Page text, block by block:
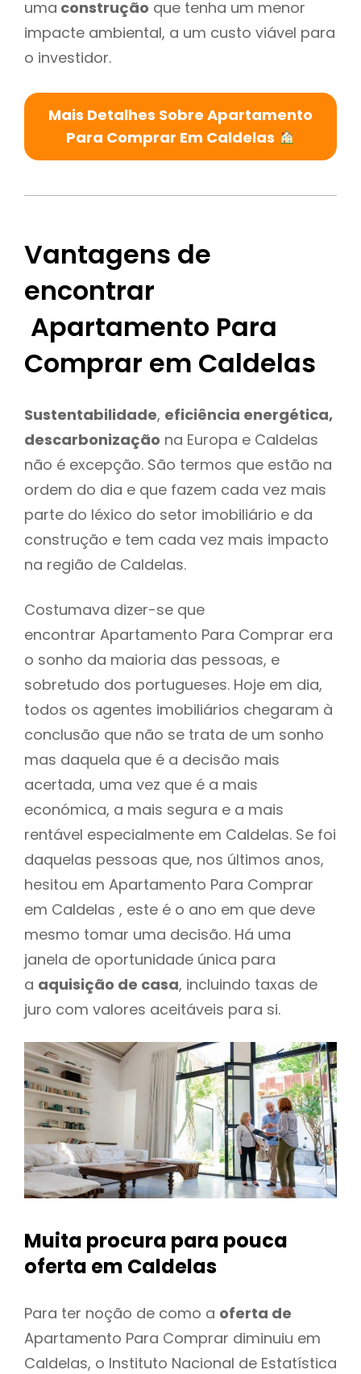
uma construção que tenha um menor
impacte ambiental, a um custo viável para
o investidor.
Mais Detalhes Sobre Apartamento
Para Comprar Em Caldelas
Vantagens de
encontrar
Apartamento Para
Comprar em Caldelas
Sustentabilidade, eficiência energética,
descarbonização na Europa e Caldelas
não é excepção. São termos que estão na
ordem do dia e que fazem cada vez mais
parte do léxico do setor imobiliário e da
construção e tem cada vez mais impacto
na região de Caldelas.
Costumava dizer-se que
encontrar Apartamento Para Comprar era
o sonho da maioria das pessoas, e
sobretudo dos portugueses. Hoje em dia,
todos os agentes imobiliários chegaram à
conclusão que não se trata de um sonho
mas daquela que é a decisão mais
acertada, uma vez que é a mais
económica, a mais segura e a mais
rentável especialmente em Caldelas. Se foi
daquelas pessoas que, nos últimos anos,
hesitou em Apartamento Para Comprar
em Caldelas , este é o ano em que deve
mesmo tomar uma decisão. Há uma
janela de oportunidade única para
a aquisição de casa, incluindo taxas de
juro com valores aceitáveis para si.
Muita procura para pouca
oferta em Caldelas
Para ter noção de como a oferta de
Apartamento Para Comprar diminuiu em
Caldelas, o Instituto Nacional de Estatística